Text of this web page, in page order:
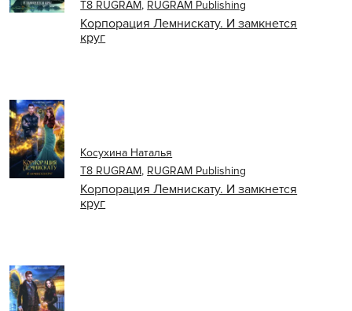
Корпорация Лемнискату. И замкнется
круг
Т8 RUGRAM, RUGRAM Publishing
Корпорация Лемнискату. И замкнется
круг
Косухина Наталья
Т8 RUGRAM, RUGRAM Publishing